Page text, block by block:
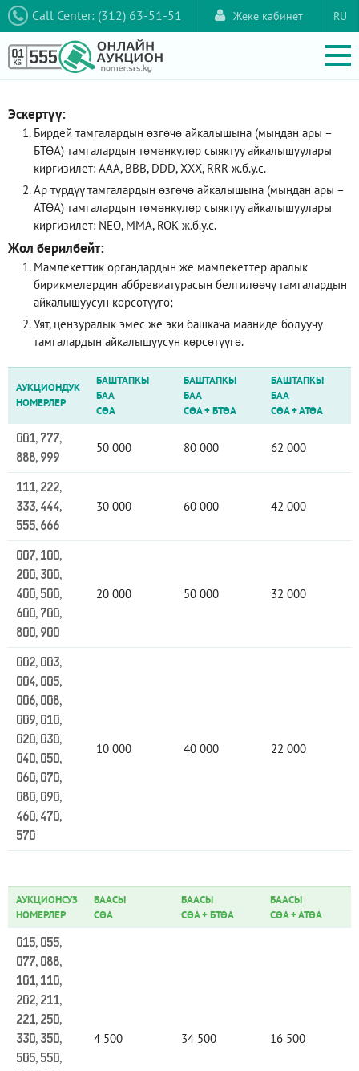
Call Center: (312) 63-51-51 RU
Жеке кабинет
Эскертүү:
Бирдей тамгалардын өзгөчө айкалышына (мындан ары –
БТӨА) тамгалардын төмөнкүлөр сыяктуу айкалышуулары
киргизилет: AAA, ВВВ, DDD, XXX, RRR ж.б.у.с.
Ар түрдүү тамгалардын өзгөчө айкалышына (мындан ары –
АТӨА) тамгалардын төмөнкүлөр сыяктуу айкалышуулары
киргизилет: NEO, ММА, ROK ж.б.у.с.
Жол берилбейт:
Мамлекеттик органдардын же мамлекеттер аралык
бирикмелердин аббревиатурасын белгилөөчү тамгалардын
айкалышуусун көрсөтүүгө;
Уят, цензуралык эмес же эки башкача мааниде болуучу
тамгалардын айкалышуусун көрсөтүүгө.
АУКЦИОНДУК
НОМЕРЛЕР
БАШТАПКЫ
БАА
СӨА
БАШТАПКЫ
БАА
СӨА+БТӨА
БАШТАПКЫ
БАА
СӨА+АТӨА
001, 777,
888, 999
50 000 80 000 62 000
111, 222,
333, 444,
555, 666
30 000 60 000 42 000
007, 100,
200, 300,
400, 500,
600, 700,
800, 900
20 000 50 000 32 000
002, 003,
004, 005,
006, 008,
009, 010,
020, 030,
040, 050,
060, 070,
080, 090,
460, 470,
570
10 000 40 000 22 000
АУКЦИОНСУЗ
НОМЕРЛЕР
БААСЫ
СӨА
БААСЫ
СӨА+БТӨА
БААСЫ
СӨА+АТӨА
015, 055,
077, 088,
101, 110,
202, 211,
221, 250,
330, 350,
505, 550,
4 500 34 500 16 500